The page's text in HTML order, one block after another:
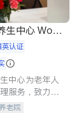
生中心 World
认证
中心为老年人
服务，致力于
理创新来有效
养老院